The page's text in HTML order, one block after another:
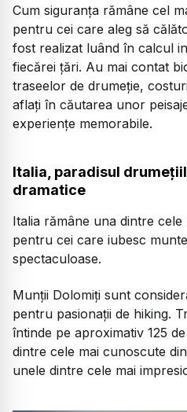
Cum siguranța rămâne cel
pentru cei care aleg să
fost realizat luând în calcul
fiecărei țări. Au mai contat
traseelor de drumeție,
aflați în căutarea unor
experiențe memorabile.
Italia, paradisul
dramatice
Italia rămâne una dintre cele
pentru cei care iubesc
spectaculoase.
Munții Dolomiți sunt
pentru pasionații de hiking.
întinde pe aproximativ 125
dintre cele mai cunoscute
unele dintre cele mai